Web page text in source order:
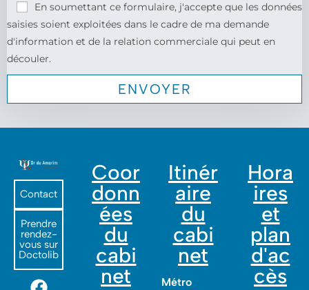
En soumettant ce formulaire, j'accepte que les données
saisies soient exploitées dans le cadre de ma demande
d'information et de la relation commerciale qui peut en
découler.
Contact
Prendre
rendez-
vous sur
Doctolib
Coor
donn
ées
du
cabi
net
Itinér
aire
du
cabi
net
Métro
Hora
ires
et
plan
d'ac
cès